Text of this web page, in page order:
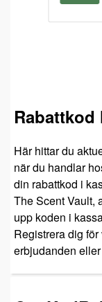
Rabattkod
Här hittar du
när du handlar
din rabattkod i
The Scent Vault,
upp koden i
Registrera dig
erbjudanden